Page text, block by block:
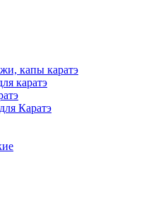
капы каратэ
каратэ
Каратэ